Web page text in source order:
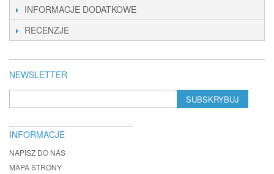
INFORMACJE DODATKOWE
RECENZJE
NEWSLETTER
SUBSKRYBUJ
INFORMACJE
NAPISZ DO NAS
MAPA STRONY